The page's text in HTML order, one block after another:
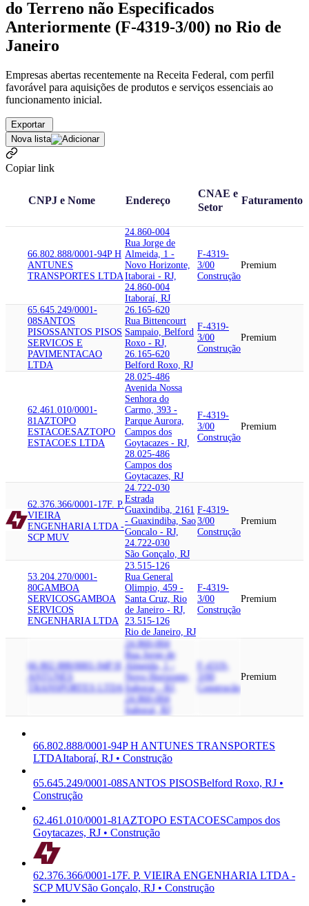
do Terreno não Especificados
Anteriormente (F-4319-3/00) no Rio de
Janeiro
Empresas abertas recentemente na Receita Federal, com perfil
favorável para aquisições de produtos e serviços essenciais ao
funcionamento inicial.
Exportar
Nova lista
Copiar link
CNPJ e Nome Endereço
CNAE e
Setor
Faturamento
66.802.888/0001-94P H
ANTUNES
TRANSPORTES LTDA
24.860-004
Rua Jorge de
Almeida, 1 -
Novo Horizonte,
Itaborai - RJ,
24.860-004
Itaboraí, RJ
F-4319-
3/00
Construção
Premium
65.645.249/0001-
08SANTOS
PISOSSANTOS PISOS
SERVICOS E
PAVIMENTACAO
LTDA
26.165-620
Rua Bittencourt
Sampaio, Belford
Roxo - RJ,
26.165-620
Belford Roxo, RJ
F-4319-
3/00
Construção
Premium
62.461.010/0001-
81AZTOPO
ESTACOESAZTOPO
ESTACOES LTDA
28.025-486
Avenida Nossa
Senhora do
Carmo, 393 -
Parque Aurora,
Campos dos
Goytacazes - RJ,
28.025-486
Campos dos
Goytacazes, RJ
F-4319-
3/00
Construção
Premium
62.376.366/0001-17F. P.
VIEIRA
ENGENHARIA LTDA -
SCP MUV
24.722-030
Estrada
Guaxindiba, 2161
- Guaxindiba, Sao
Goncalo - RJ,
24.722-030
São Gonçalo, RJ
F-4319-
3/00
Construção
Premium
53.204.270/0001-
80GAMBOA
SERVICOSGAMBOA
SERVICOS
ENGENHARIA LTDA
23.515-126
Rua General
Olimpio, 459 -
Santa Cruz, Rio
de Janeiro - RJ,
23.515-126
Rio de Janeiro, RJ
F-4319-
3/00
Construção
Premium
66.802.888/0001-94P H
ANTUNES
TRANSPORTES LTDA
24.860-004
Rua Jorge de
Almeida, 1 -
Novo Horizonte,
Itaborai - RJ,
24.860-004
Itaboraí, RJ
F-4319-
3/00
Construção
Premium
66.802.888/0001-94P H ANTUNES TRANSPORTES
LTDAItaboraí, RJ • Construção
65.645.249/0001-08SANTOS PISOSBelford Roxo, RJ •
Construção
62.461.010/0001-81 AZTOPO ESTACOESCampos dos
Goytacazes, RJ • Construção
62.376.366/0001-17F. P. VIEIRA ENGENHARIA LTDA -
SCP MUVSão Gonçalo, RJ • Construção